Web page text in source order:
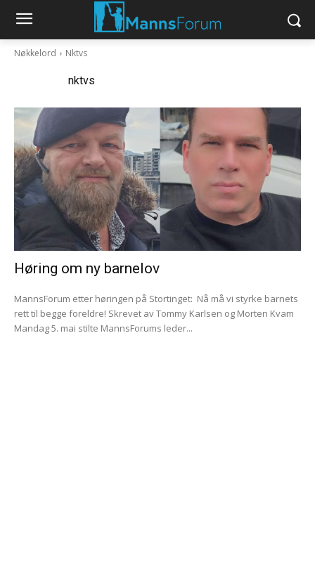
Nøkkelord Nktvs
nktvs
Høring om ny barnelov
MannsForum etter høringen på Stortinget: Nå må vi styrke barnets
rett til begge foreldre! Skrevet av Tommy Karlsen og Morten Kvam
Mandag 5. mai stilte MannsForums leder...